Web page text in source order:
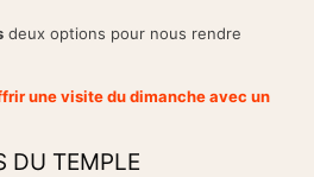
deux options pour nous rendre
une visite du dimanche avec un
DU TEMPLE